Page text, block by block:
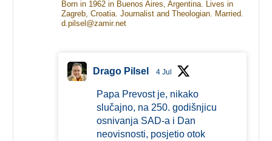
Born in 1962 in Buenos Aires, Argentina. Lives in
Zagreb, Croatia. Journalist and Theologian. Married.
d.pilsel@zamir.net
Drago Pilsel 4 Jul
Papa Prevost je, nikako
slučajno, na 250. godišnjicu
osnivanja SAD-a i Dan
neovisnosti, posjetio otok